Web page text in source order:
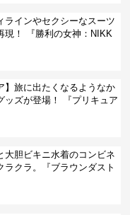
ラインやセクシーなスーツ
現！ 『勝利の女神：NIKK
】旅に出たくなるようなか
ッズが登場！ 『プリキュア
大胆ビキニ水着のコンビネ
ラクラ。『ブラウンダスト